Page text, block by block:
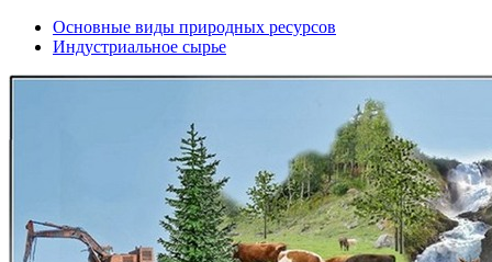
Основные виды природных ресурсов
Индустриальное сырье